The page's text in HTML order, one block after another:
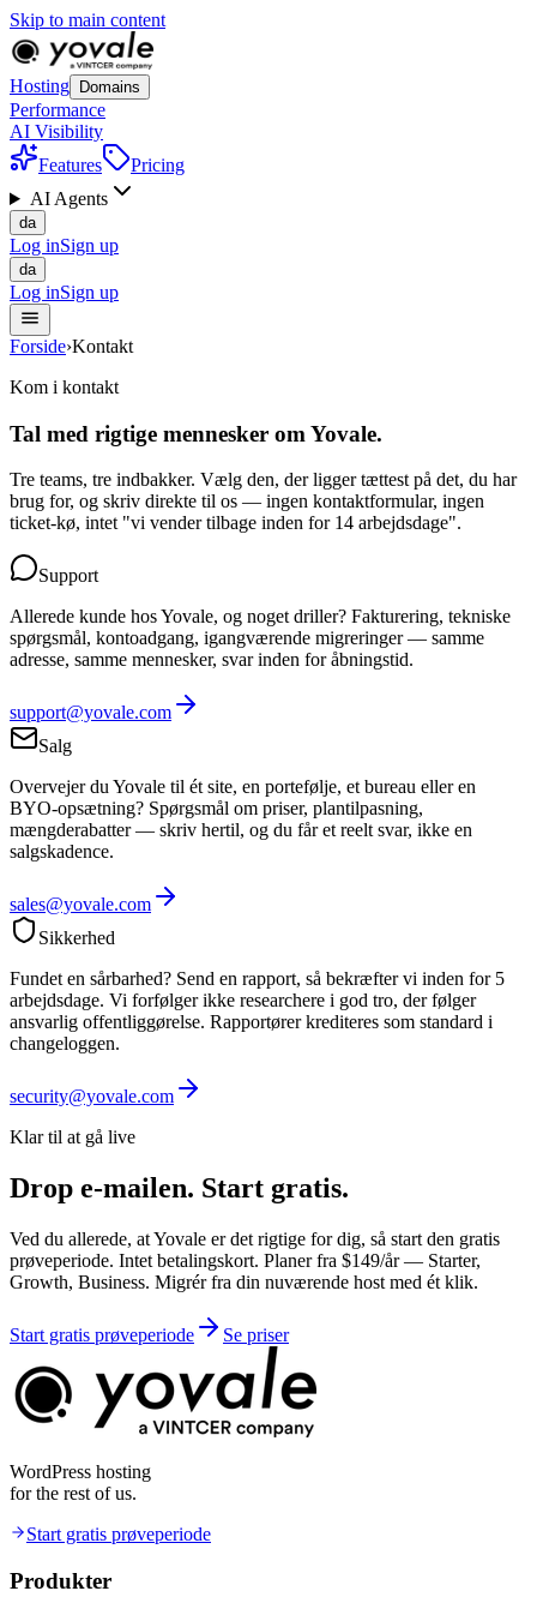
Skip to main content
Hosting Domains
Performance
AI Visibility
Features
Pricing
AI Agents
da
Log inSign up
da
Log inSign up
Forside›Kontakt
Kom i kontakt
Tal med rigtige mennesker om Yovale.
Tre teams, tre indbakker. Vælg den, der ligger tættest på det, du har
brug for, og skriv direkte til os — ingen kontaktformular, ingen
ticket-kø, intet "vi vender tilbage inden for 14 arbejdsdage".
Support
Allerede kunde hos Yovale, og noget driller? Fakturering, tekniske
spørgsmål, kontoadgang, igangværende migreringer — samme
adresse, samme mennesker, svar inden for åbningstid.
support@yovale.com
Salg
Overvejer du Yovale til ét site, en portefølje, et bureau eller en
BYO-opsætning? Spørgsmål om priser, plantilpasning,
mængderabatter — skriv hertil, og du får et reelt svar, ikke en
salgskadence.
sales@yovale.com
Sikkerhed
Fundet en sårbarhed? Send en rapport, så bekræfter vi inden for 5
arbejdsdage. Vi forfølger ikke researchere i god tro, der følger
ansvarlig offentliggørelse. Rapportører krediteres som standard i
changeloggen.
security@yovale.com
Klar til at gå live
Drop e-mailen. Start gratis.
Ved du allerede, at Yovale er det rigtige for dig, så start den gratis
prøveperiode. Intet betalingskort. Planer fra $149/år — Starter,
Growth, Business. Migrér fra din nuværende host med ét klik.
Start gratis prøveperiode Se priser
WordPress hosting
for the rest of us.
Start gratis prøveperiode
Produkter